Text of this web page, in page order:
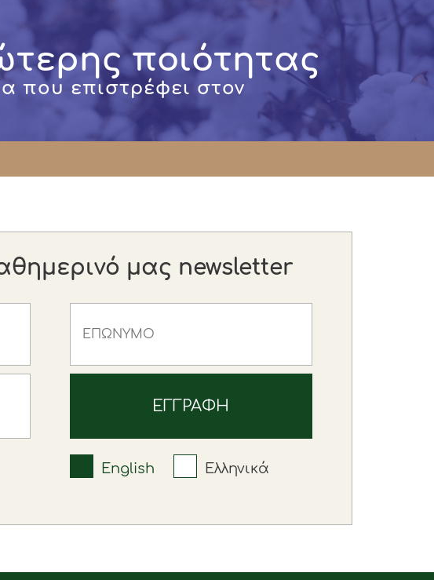
ποιότητας
που επιστρέφει στον
μας newsletter
English Ελληνικά